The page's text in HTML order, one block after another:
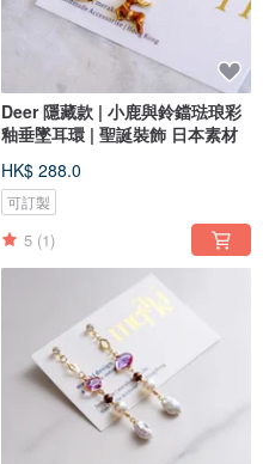
Deer 隱藏款 | 小鹿與鈴鐺琺琅彩
釉垂墜耳環 | 聖誕裝飾 日本素材
HK$ 288.0
可訂製
5 (1)